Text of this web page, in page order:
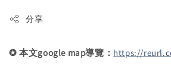
分享
✪ 本文google map導覽： https://